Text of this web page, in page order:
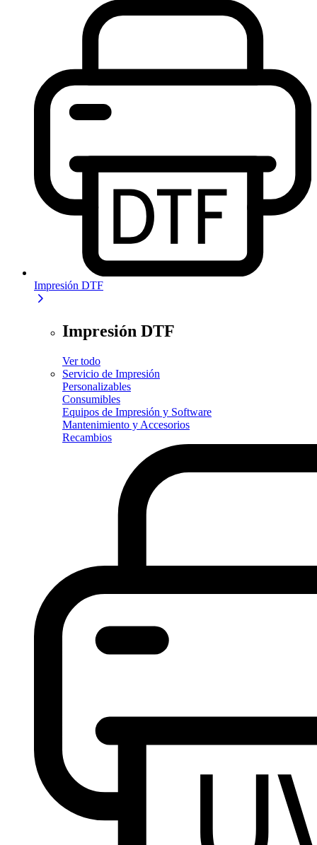
Impresión DTF
Impresión DTF
Ver todo
Servicio de Impresión
Personalizables
Consumibles
Equipos de Impresión y Software
Mantenimiento y Accesorios
Recambios